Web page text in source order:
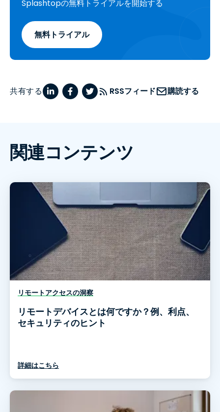
Splashtopの無料トライアルを開始する
無料トライアル
共有する RSSフィード 購読する
関連コンテンツ
リモートアクセスの洞察
リモートデバイスとは何ですか？例、利点、
セキュリティのヒント
詳細はこちら